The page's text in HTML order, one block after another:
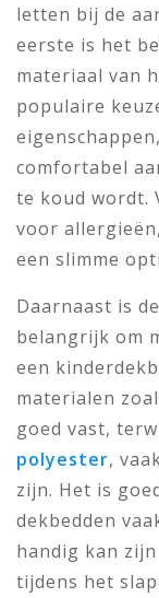
letten bij de
eerste is het
materiaal van
populaire
comfortabel
te koud wordt.
voor
een slimme
Daarnaast is
belangrijk om
een
materialen
goed vast,
polyester,
zijn. Het is
dekbedden
handig kan
tijdens het